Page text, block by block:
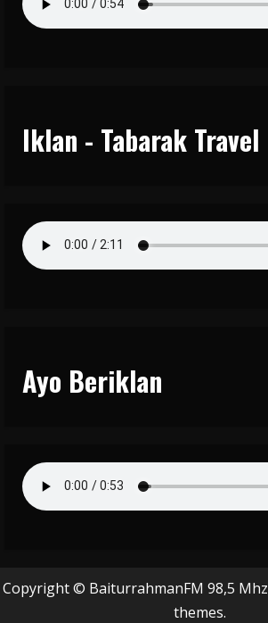
Iklan - Tabarak Travel
Ayo Beriklan
Copyright © BaiturrahmanFM 98,5 Mhz
themes.